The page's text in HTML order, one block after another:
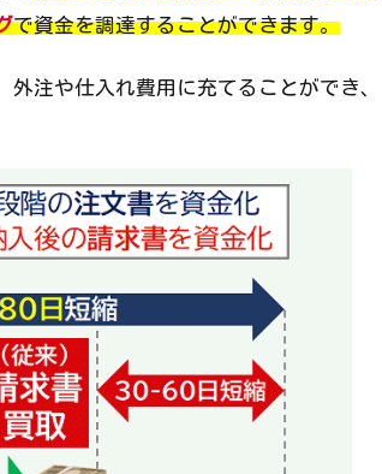
で資金を調達することができます。
注や仕入れ費用に充てることができ、